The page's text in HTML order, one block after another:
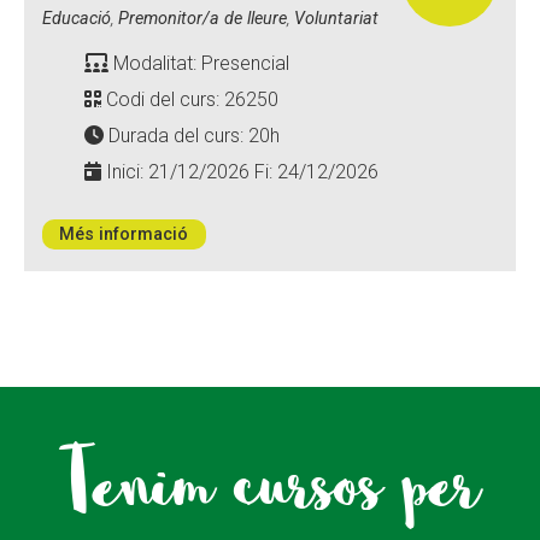
Educació, Premonitor/a de lleure, Voluntariat
Modalitat: Presencial
Codi del curs: 26250
Durada del curs: 20h
Inici: 21/12/2026 Fi: 24/12/2026
Més informació
Tenim cursos per